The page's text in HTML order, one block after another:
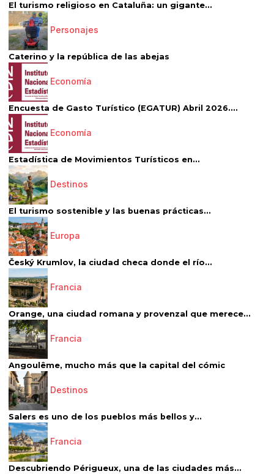
El turismo religioso en Cataluña: un gigante...
Personajes
Caterino y la república de las abejas
Economía
Encuesta de Gasto Turístico (EGATUR) Abril 2026....
Economía
Estadística de Movimientos Turísticos en...
Destinos
El turismo sostenible y las buenas prácticas...
Europa
Český Krumlov, la ciudad checa donde el río...
Francia
Orange, una ciudad romana y provenzal que merece...
Francia
Angoulême, mucho más que la capital del cómic
Destinos
Salers es uno de los pueblos más bellos y...
Francia
Descubriendo Périgueux, una de las ciudades más...